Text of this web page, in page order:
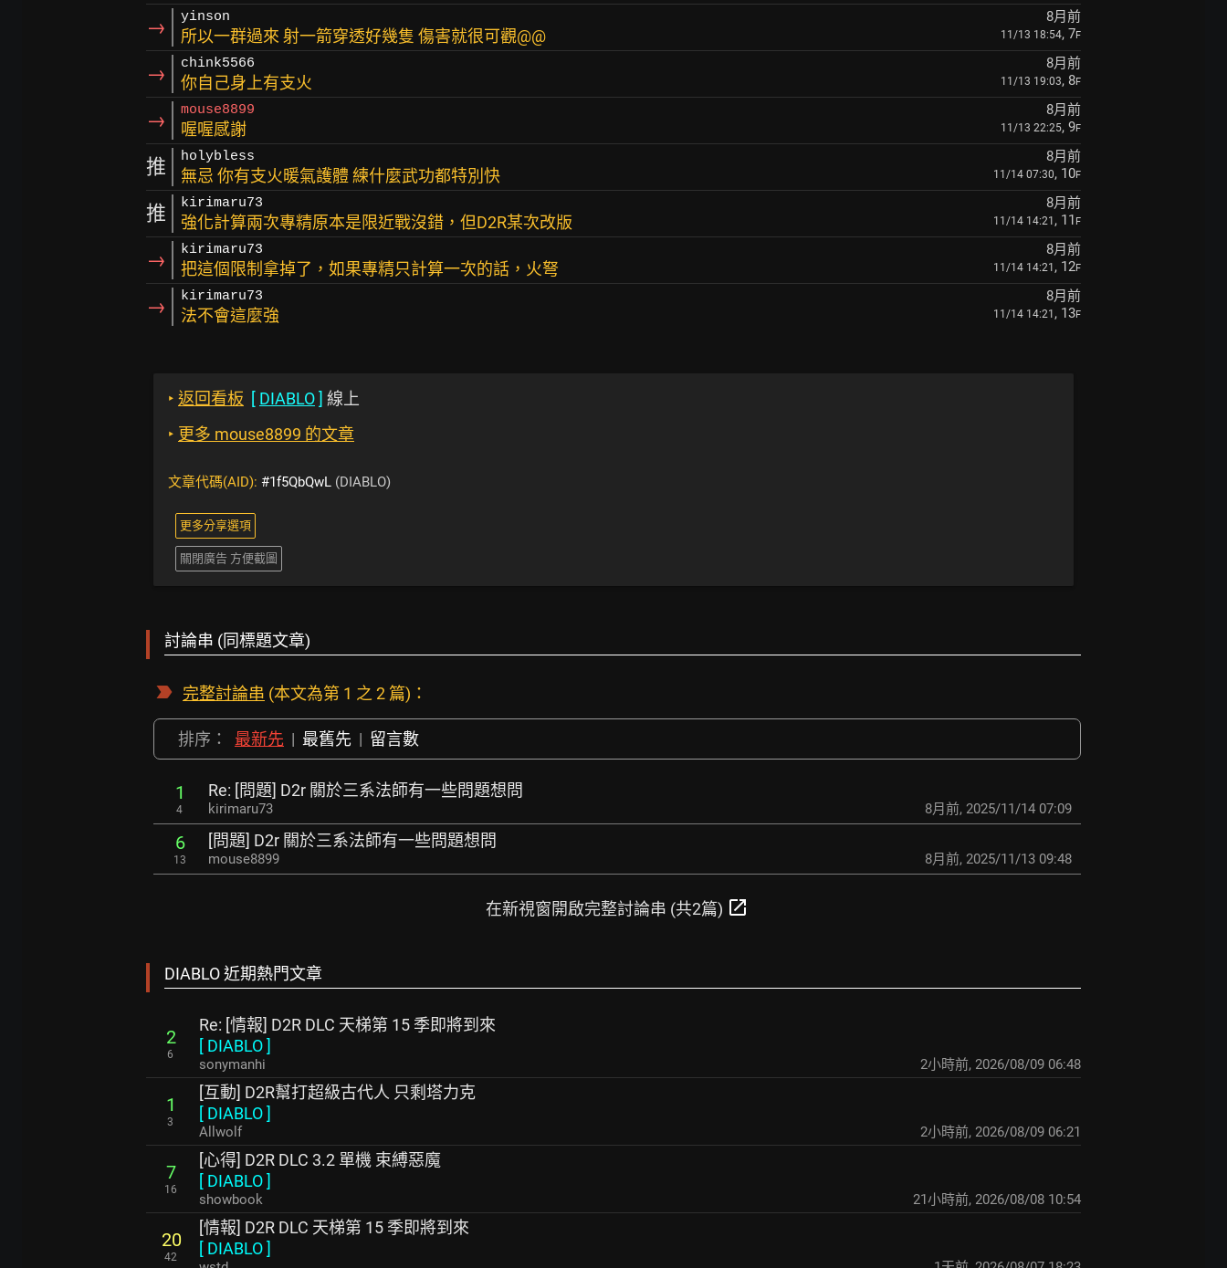
→ yinson 8月前
所以一群過來 射一箭穿透好幾隻 傷害就很可觀@@ 11/13 18:54, 7F
→ chink5566 8月前
你自己身上有支火 11/13 19:03, 8F
→ mouse8899 8月前
喔喔感謝 11/13 22:25, 9F
推 holybless 8月前
無忌 你有支火暖氣護體 練什麼武功都特別快 11/14 07:30, 10F
推 kirimaru73 8月前
強化計算兩次專精原本是限近戰沒錯，但D2R某次改版 11/14 14:21 , 11 F
→ kirimaru73 8月前
把這個限制拿掉了，如果專精只計算一次的話，火弩 11/14 14:21 , 12F
→ kirimaru73 8月前
法不會這麼強 11/14 14:21 , 13F
‣ 返回看板 [ DIABLO] 線上
‣ 更多 mouse8899 的文章
文章代碼(AID): #1f5QbQwL (DIABLO)
更多分享選項
關閉廣告 方便截圖
討論串 (同標題文章)
完整討論串 (本文為第 1 之 2 篇)：
排序： 最新先 | 最舊先 | 留言數
1
4
Re: [問題] D2r 關於三系法師有一些問題想問
kirimaru73 8月前, 2025/11/14 07:09
6
13
[問題] D2r 關於三系法師有一些問題想問
mouse8899 8月前, 2025/11/13 09:48
在新視窗開啟完整討論串 (共2篇) open_in_new
DIABLO 近期熱門文章
2
6
Re: [情報] D2R DLC 天梯第 15 季即將到來
[ DIABLO]
sonymanhi 2小時前, 2026/08/09 06:48
1
3
[互動] D2R幫打超級古代人 只剩塔力克
[ DIABLO]
Allwolf 2小時前, 2026/08/09 06:21
7
16
[心得] D2R DLC 3.2 單機 束縛惡魔
[ DIABLO]
showbook 21小時前, 2026/08/08 10:54
20
42
[情報] D2R DLC 天梯第 15 季即將到來
[ DIABLO]